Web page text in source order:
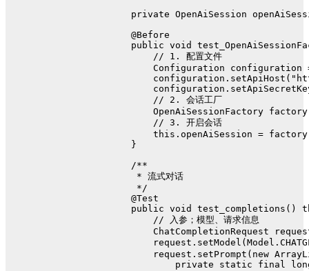
private OpenAiSession
@Before
public void
// 1. 配置文件
Configuration
configuration
        configuration.setApiHost(
// 2. 会话工厂
OpenAiSessionFactory factory
// 3. 开启会话
this .openAiSession =
    }
/**
     * 流式对话
     */
@Test
public void test_completions ()
// 入参；模型、请求信息
ChatCompletionRequest
        request.setPrompt(
new
private
static final